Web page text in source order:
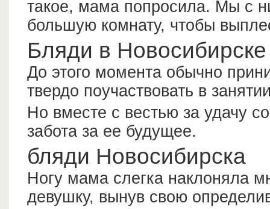
такое, мама попросила. Мы с
большую комнату, чтобы
Бляди в Новосибирске
До этого момента обычно
твердо поучаствовать в
Но вместе с вестью за удачу
забота за ее будущее.
бляди Новосибирска
Ногу мама слегка наклоняла
девушку, вынув свою